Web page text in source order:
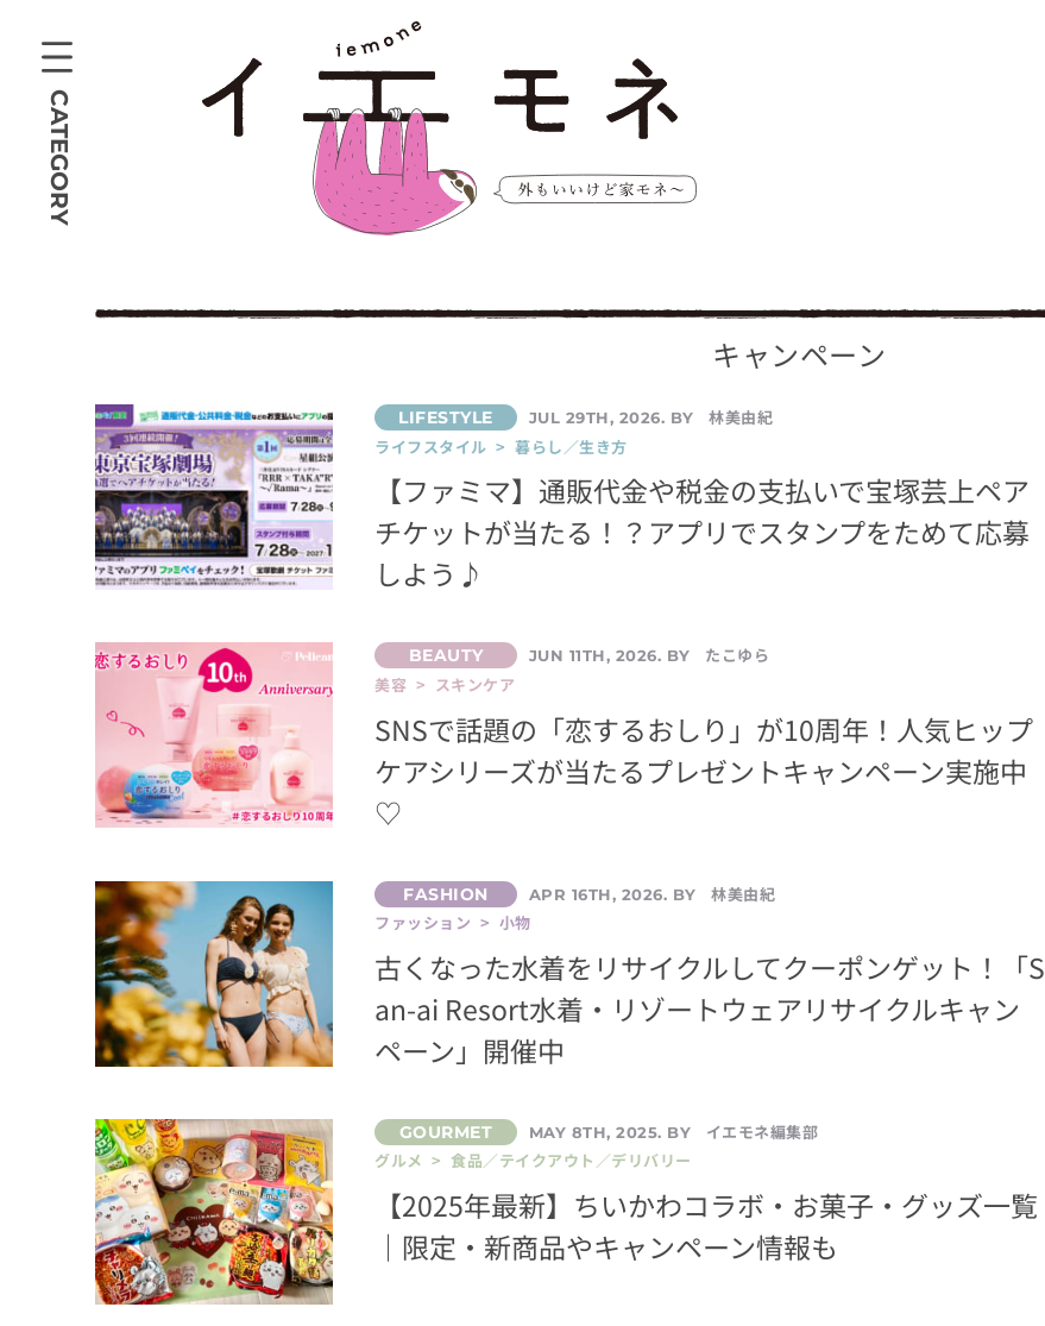
CATEGORY
キャンペーン
JUL 29TH, 2026. BY
林美由紀
ライフスタイル > 暮らし／生き方
【ファミマ】通販代金や税金の支払いで宝塚芸上ペア
チケットが当たる！？アプリでスタンプをためて応募
しよう♪
JUN 11TH, 2026. BY
たこゆら
美容 > スキンケア
SNSで話題の「恋するおしり」が10周年！人気ヒップ
ケアシリーズが当たるプレゼントキャンペーン実施中
♡
APR 16TH, 2026. BY
林美由紀
ファッション > 小物
古くなった水着をリサイクルしてクーポンゲット！「S
an-ai Resort水着・リゾートウェアリサイクルキャン
ペーン」開催中
MAY 8TH, 2025. BY
イエモネ編集部
グルメ > 食品／テイクアウト／デリバリー
【2025年最新】ちいかわコラボ・お菓子・グッズ一覧
｜限定・新商品やキャンペーン情報も